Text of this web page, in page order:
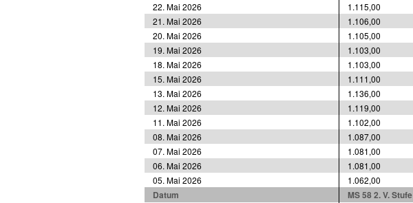
22. Mai 2026
1.115,00
21. Mai 2026
1.106,00
20. Mai 2026
1.105,00
19. Mai 2026
1.103,00
18. Mai 2026
1.103,00
15. Mai 2026
1.111,00
13. Mai 2026
1.136,00
12. Mai 2026
1.119,00
11. Mai 2026
1.102,00
08. Mai 2026
1.087,00
07. Mai 2026
1.081,00
06. Mai 2026
1.081,00
05. Mai 2026
1.062,00
Datum MS 58 2. V. Stufe